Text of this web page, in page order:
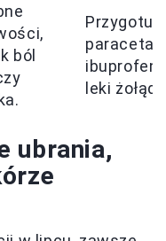
ból
Przygotuj
ibuprofen
leki
ubrania,